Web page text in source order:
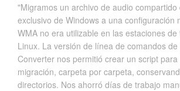
"Migramos un archivo de audio compartido
exclusivo de Windows a una configuración
WMA no era utilizable en las estaciones
Linux. La versión de línea de comandos de
Converter nos permitió crear un script para
migración, carpeta por carpeta,
directorios. Nos ahorró días de trabajo